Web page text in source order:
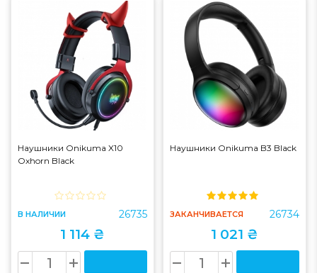
Наушники Onikuma X10
Oxhorn Black
В НАЛИЧИИ 26735
1 114 ₴
Наушники Onikuma B3 Black
ЗАКАНЧИВАЕТСЯ 26734
1 021 ₴